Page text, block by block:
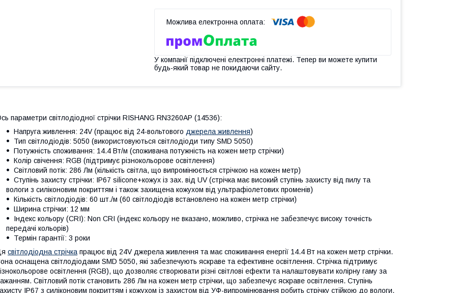
У компанії підключені електронні платежі. Тепер ви можете купити
будь-який товар не покидаючи сайту.
параметри світлодіодної стрічки RISHANG RN3260AP (14536):
Напруга живлення: 24V (працює від 24-вольтового джерела живлення)
Тип світлодіодів: 5050 (використовуються світлодіоди типу SMD 5050)
Потужність споживання: 14.4 Вт/м (споживана потужність на кожен метр стрічки)
Колір свічення: RGB (підтримує різнокольорове освітлення)
Світловий потік: 286 Лм (кількість світла, що випромінюється стрічкою на кожен метр)
Ступінь захисту стрічки: IP67 silicone+кожух із зах. від UV (стрічка має високий ступінь захисту від пилу та
вологи з силіконовим покриттям і також захищена кожухом від ультрафіолетових променів)
Кількість світлодіодів: 60 шт./м (60 світлодіодів встановлено на кожен метр стрічки)
Ширина стрічки: 12 мм
Індекс кольору (CRI): Non CRI (індекс кольору не вказано, можливо, стрічка не забезпечує високу точність
передачі кольорів)
Термін гарантії: 3 роки
світлодіодна стрічка працює від 24V джерела живлення та має споживання енергії 14.4 Вт на кожен метр стрічки.
оснащена світлодіодами SMD 5050, які забезпечують яскраве та ефективне освітлення. Стрічка підтримує
освітлення (RGB), що дозволяє створювати різні світлові ефекти та налаштовувати колірну гаму за
Світловий потік становить 286 Лм на кожен метр стрічки, що забезпечує яскраве освітлення. Ступінь
IP67 з силіконовим покриттям і кожухом із захистом від УФ-випромінювання робить стрічку стійкою до вологи,